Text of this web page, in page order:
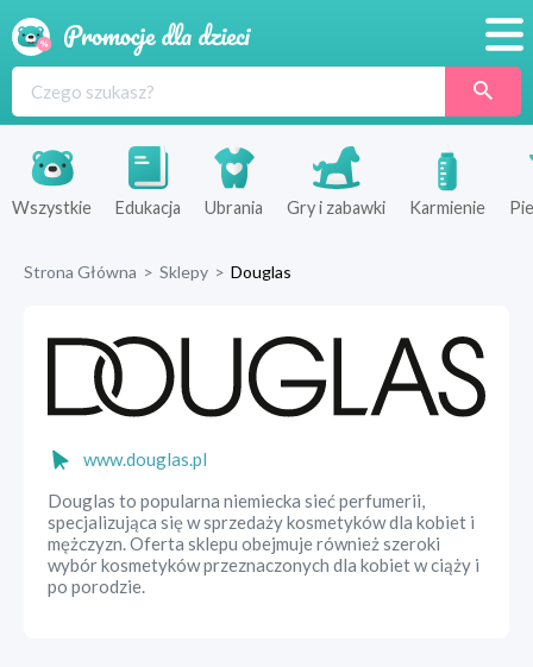
Produkty
Sklepy
Wszystkie Edukacja Ubrania Gry i zabawki Karmienie
Strona Główna > Sklepy > Douglas
www.douglas.pl
Douglas to popularna niemiecka sieć perfumerii,
specjalizująca się w sprzedaży kosmetyków dla kobiet i
mężczyzn. Oferta sklepu obejmuje również szeroki
wybór kosmetyków przeznaczonych dla kobiet w ciąży i
po porodzie.